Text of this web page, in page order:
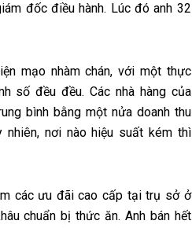
đốc điều hành. Lúc đó anh 32
mạo nhàm chán, với một thực
số đều đều. Các nhà hàng của
bình bằng một nửa doanh thu
nhiên, nơi nào hiệu suất kém thì
các ưu đãi cao cấp tại trụ sở ở
chuẩn bị thức ăn. Anh bán hết